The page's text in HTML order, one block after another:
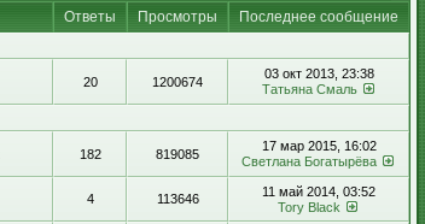
Ответы Просмотры Последнее сообщение
20 1200674
03 окт 2013, 23:38
Татьяна Смаль
182 819085
17 мар 2015, 16:02
Светлана Богатырёва
4 113646
11 май 2014, 03:52
Tory Black